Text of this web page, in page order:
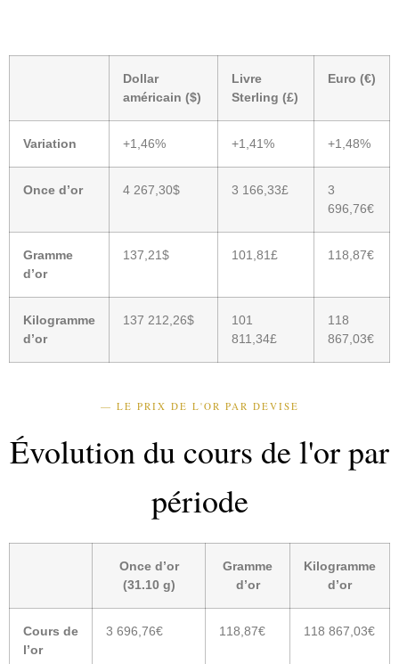
Dollar
américain ($)
Livre
Sterling (£)
Euro (€)
Variation +1,46% +1,41% +1,48%
Once d’or 4 267,30$ 3 166,33£
3
696,76€
Gramme
d’or
137,21$ 101,81£ 118,87€
Kilogramme
d’or
137 212,26$
101
811,34£
118
867,03€
— LE PRIX DE L'OR PAR DEVISE
Évolution du cours de l'or par
période
Once d’or
(31.10 g)
Gramme
d’or
Kilogramme
d’or
Cours de
l’or
3 696,76€ 118,87€ 118 867,03€